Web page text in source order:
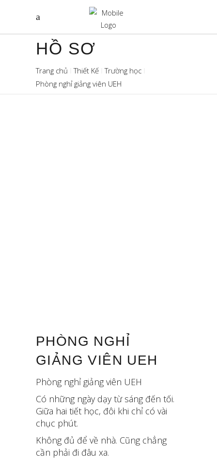
HỒ SƠ
Trang chủ Thiết Kế Trường học
Phòng nghỉ giảng viên UEH
PHÒNG NGHỈ
GIẢNG VIÊN UEH
Phòng nghỉ giảng viên UEH
Có những ngày dạy từ sáng đến tối.
Giữa hai tiết học, đôi khi chỉ có vài
chục phút.
Không đủ để về nhà. Cũng chẳng
cần phải đi đâu xa.